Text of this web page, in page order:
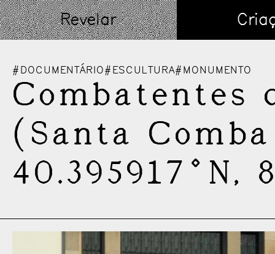
Skip
to
Revelar
#DOCUMENTÁRIO#ESCULTURA#MONUMENTO
Combatentes
(Santa
40.395917°N,